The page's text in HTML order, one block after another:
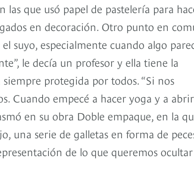
las que usó papel de pastelería para
en decoración. Otro punto en
suyo, especialmente cuando algo
le decía un profesor y ella tiene la
protegida por todos. “Si nos
Cuando empecé a hacer yoga y a
en su obra Doble empaque, en la
una serie de galletas en forma de
de lo que queremos ocultar